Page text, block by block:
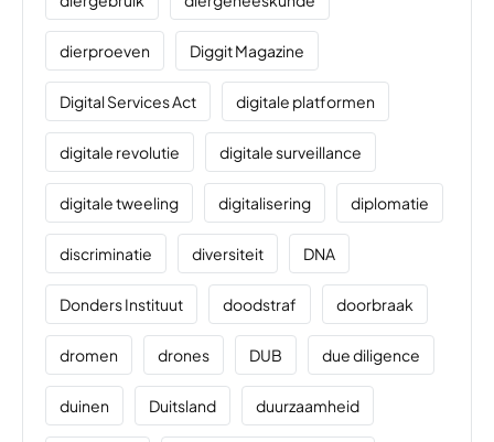
dierproeven Diggit Magazine
Digital Services Act digitale platformen
digitale revolutie digitale surveillance
digitale tweeling digitalisering diplomatie
discriminatie diversiteit DNA
Donders Instituut doodstraf doorbraak
dromen drones DUB due diligence
duinen Duitsland duurzaamheid